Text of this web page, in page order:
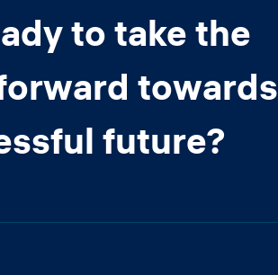
to take the
towards
future?